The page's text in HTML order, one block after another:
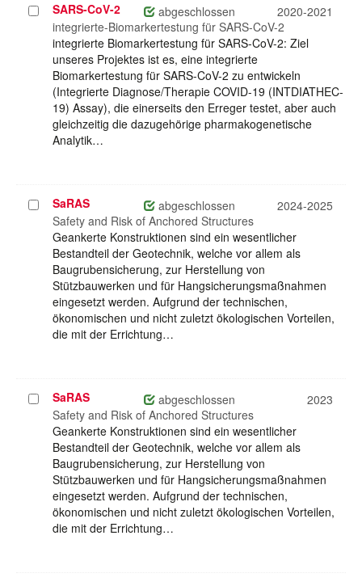
Projekt
auswählen
SARS-CoV-2 abgeschlossen
2020-2021
integrierte-Biomarkertestung für SARS-CoV-2
integrierte Biomarkertestung für SARS-CoV-2: Ziel
unseres Projektes ist es, eine integrierte
Biomarkertestung für SARS-CoV-2 zu entwickeln
(Integrierte Diagnose/Therapie COVID-19 (INTDIATHEC-
19) Assay), die einerseits den Erreger testet, aber auch
gleichzeitig die dazugehörige pharmakogenetische
Analytik…
Projekt
auswählen
SaRAS abgeschlossen
2024-2025
Safety and Risk of Anchored Structures
Geankerte Konstruktionen sind ein wesentlicher
Bestandteil der Geotechnik, welche vor allem als
Baugrubensicherung, zur Herstellung von
Stützbauwerken und für Hangsicherungsmaßnahmen
eingesetzt werden. Aufgrund der technischen,
ökonomischen und nicht zuletzt ökologischen Vorteilen,
die mit der Errichtung…
Projekt
auswählen
SaRAS abgeschlossen
2023
Safety and Risk of Anchored Structures
Geankerte Konstruktionen sind ein wesentlicher
Bestandteil der Geotechnik, welche vor allem als
Baugrubensicherung, zur Herstellung von
Stützbauwerken und für Hangsicherungsmaßnahmen
eingesetzt werden. Aufgrund der technischen,
ökonomischen und nicht zuletzt ökologischen Vorteilen,
die mit der Errichtung…